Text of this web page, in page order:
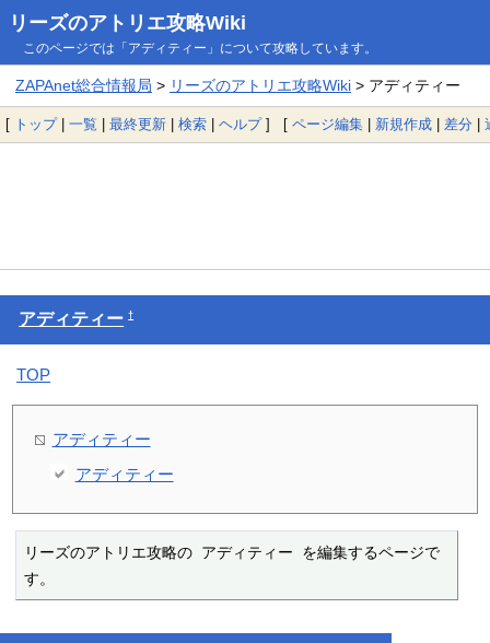
リーズのアトリエ攻略Wiki
このページでは「アディティー」について攻略しています。
ZAPAnet総合情報局 > リーズのアトリエ攻略Wiki> アディティー
[ トップ| 一覧 | 最終更新 | 検索 | ヘルプ] [ ページ編集 | 新規作成 | 差分 |
アディティー †
TOP
アディティー
アディティー
リーズのアトリエ攻略の アディティー を編集するページで
す。